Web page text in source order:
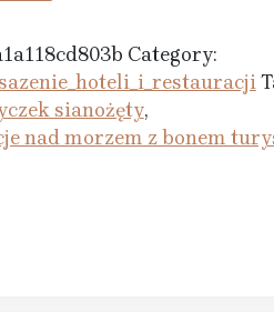
Category:
sianożęty,
nad morzem z bonem